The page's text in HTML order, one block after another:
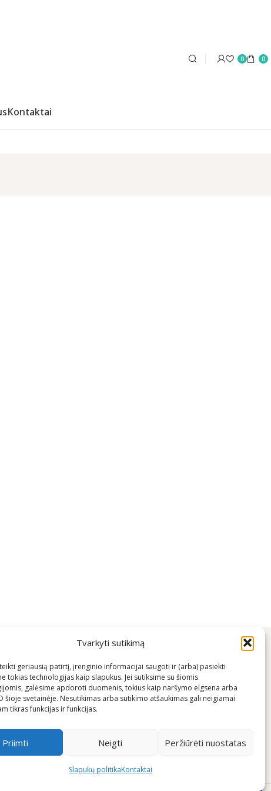
Tvarkyti sutikimą
geriausią patirtį, įrenginio informacijai saugoti ir (arba) pasiekti
tokias technologijas kaip slapukus. Jei sutiksime su šiomis
galėsime apdoroti duomenis, tokius kaip naršymo elgsena arba
šioje svetainėje. Nesutikimas arba sutikimo atšaukimas gali neigiamai
tikras funkcijas ir funkcijas.
Priimti Neigti Peržiūrėti nuostatas
Slapukų politikaKontaktai
0 0
Kontaktai
Kontaktai
+370 600 03600